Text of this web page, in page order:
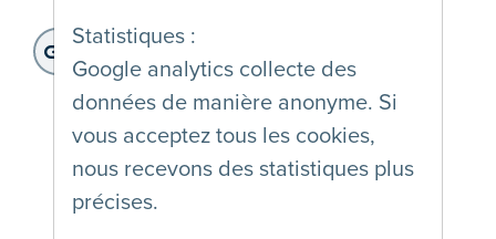
Statistiques :
Google analytics collecte des
données de manière anonyme. Si
vous acceptez tous les cookies,
nous recevons des statistiques plus
précises.
Adresse du site web:
https://www.noozo.be